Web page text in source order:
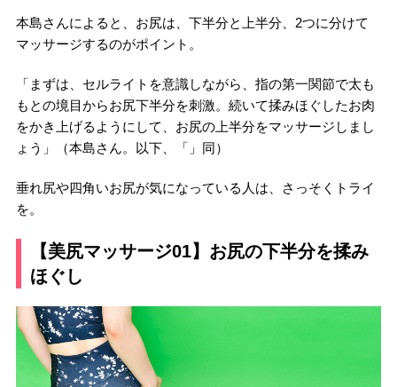
本島さんによると、お尻は、下半分と上半分、2つに分けて
マッサージするのがポイント。
「まずは、セルライトを意識しながら、指の第一関節で太も
もとの境目からお尻下半分を刺激。続いて揉みほぐしたお肉
をかき上げるようにして、お尻の上半分をマッサージしまし
ょう」（本島さん。以下、「」同）
垂れ尻や四角いお尻が気になっている人は、さっそくトライ
を。
【美尻マッサージ01】お尻の下半分を揉み
ほぐし